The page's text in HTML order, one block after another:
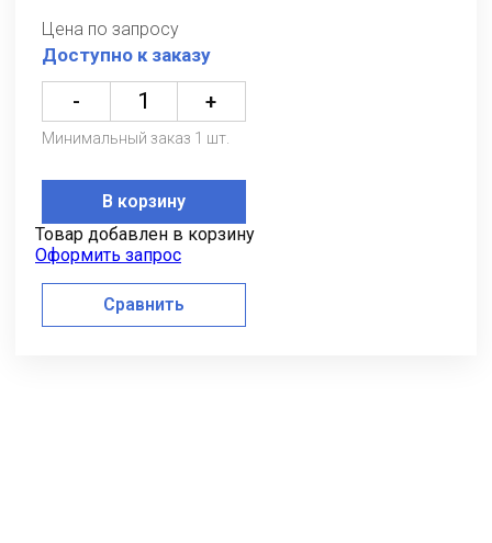
Цена по запросу
Доступно к заказу
- +
Минимальный заказ 1 шт.
В корзину
Товар добавлен в корзину
Оформить запрос
Сравнить